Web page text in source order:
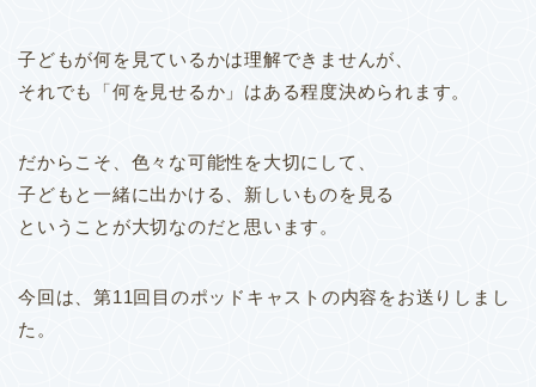
子どもが何を見ているかは理解できませんが、
それでも「何を見せるか」はある程度決められます。
だからこそ、色々な可能性を大切にして、
子どもと一緒に出かける、新しいものを見る
ということが大切なのだと思います。
今回は、第11回目のポッドキャストの内容をお送りしまし
た。